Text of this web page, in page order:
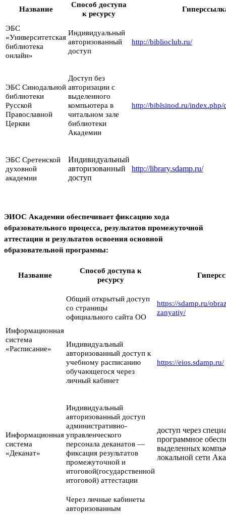
Название
Способ доступа
к ресурсу
ЭБС
«Университетская
библиотека
онлайн»
Индивидуальный
авторизованный
доступ
http://biblioclub.ru/
ЭБС Синодальной
библиотеки
Русской
Православной
Церкви
Доступ без
авторизации с
выделенного
компьютера в
читальном зале
библиотеки
Академии
http://biblsinod.ru/index.php/
ЭБС Сретенской
духовной
академии
Индивидуальный
авторизованный
доступ
http://library.sdamp.ru/
ЭИОС Академии обеспечивает фиксацию хода
образовательного процесса, результатов промежуточной
аттестации и результатов освоения основной
образовательной программы:
Название
Способ доступа к
ресурсу
Информационная
система
«Расписание»
Общий открытый доступ
со страницы
официального сайта ОО
https://sdamp.ru/
zanyatiy/
Индивидуальный
авторизованный доступ к
учебному расписанию
обучающегося через
личный кабинет
https://eios.sdamp.ru/
Информационная
система
«Деканат»
Индивидуальный
авторизованный доступ
административно-
управленческого
персонала деканатов —
фиксация результатов
промежуточной и
итоговой(государственной
итоговой) аттестации
доступ через
программное
выделенных
локальной сети
Через личные кабинеты
авторизованным